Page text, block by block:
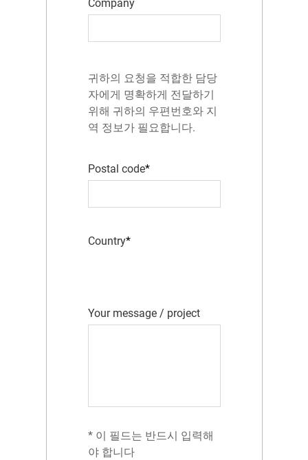
Company
귀하의 요청을 적합한 담당
자에게 명확하게 전달하기
위해 귀하의 우편번호와 지
역 정보가 필요합니다.
Postal code
Country
Your message / project
* 이 필드는 반드시 입력해
야 합니다